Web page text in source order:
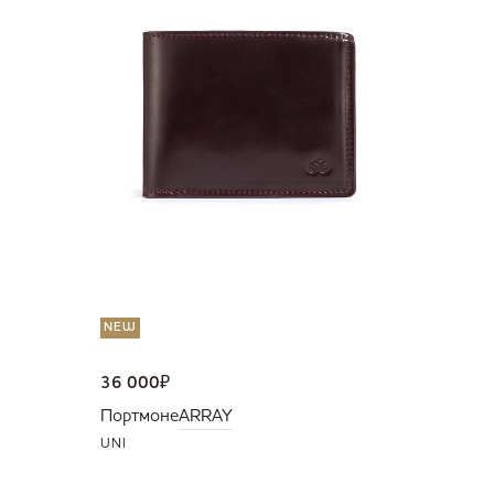
NEW
36 000₽
ПортмонеARRAY
UNI